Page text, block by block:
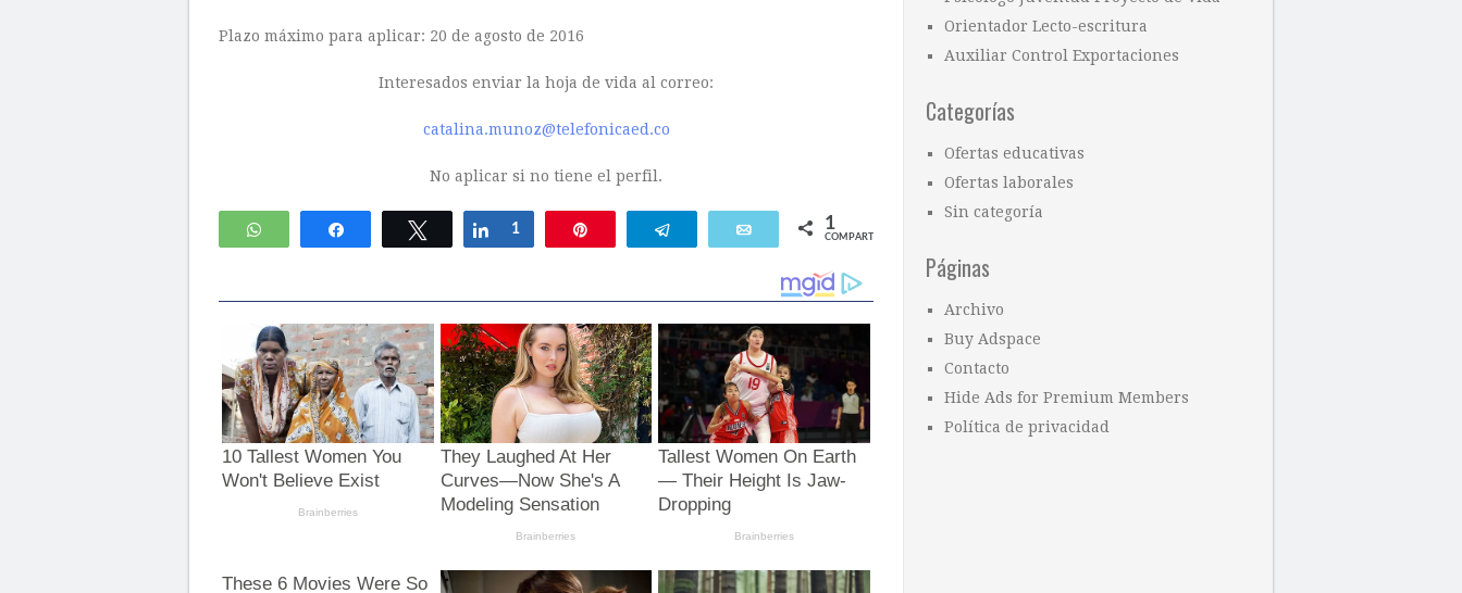
Plazo máximo para aplicar: 20 de agosto de 2016
Interesados enviar la hoja de vida al correo:
catalina.munoz@telefonicaed.co
No aplicar si no tiene el perfil.
WhatsApp Compartir Twittear Compartir
1 Telegram Email 1
COMPARTIR
Orientador Lecto-escritura
Auxiliar Control Exportaciones
Categorías
Ofertas educativas
Ofertas laborales
Sin categoría
Páginas
Archivo
Buy Adspace
Contacto
Hide Ads for Premium Members
Política de privacidad